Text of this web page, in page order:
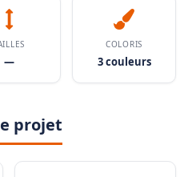
—
COLORIS
3 couleurs
projet